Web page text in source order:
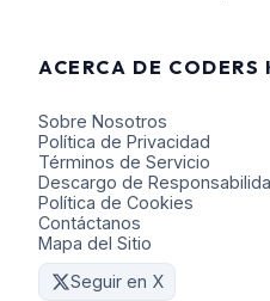
ACERCA DE CODERS
Sobre Nosotros
Política de Privacidad
Términos de Servicio
Descargo de
Política de Cookies
Contáctanos
Mapa del Sitio
Seguir en X